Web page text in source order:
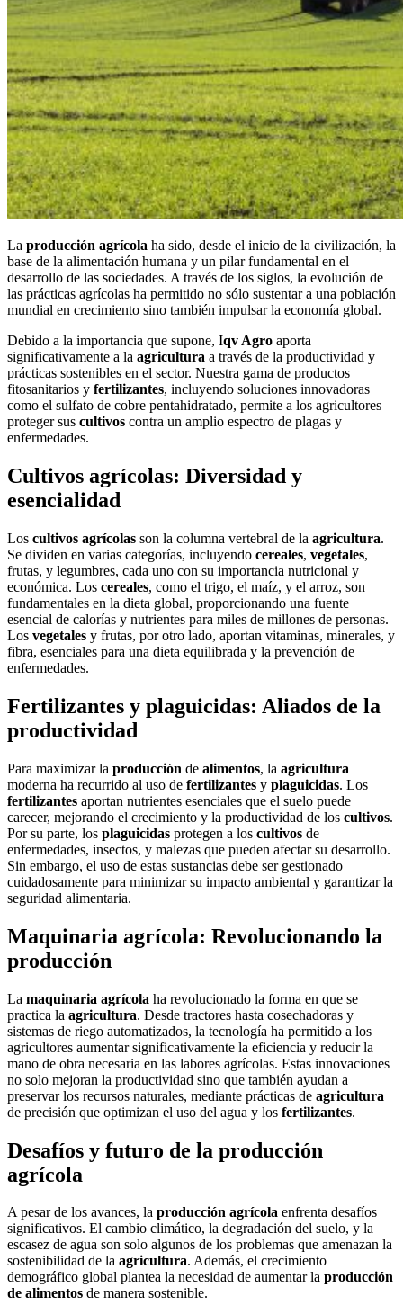
La producción agrícola ha sido, desde el inicio de la civilización, la
base de la alimentación humana y un pilar fundamental en el
desarrollo de las sociedades. A través de los siglos, la evolución de
las prácticas agrícolas ha permitido no sólo sustentar a una población
mundial en crecimiento sino también impulsar la economía global.
Debido a la importancia que supone, Iqv Agro aporta
significativamente a la agricultura a través de la productividad y
prácticas sostenibles en el sector. Nuestra gama de productos
fitosanitarios y fertilizantes, incluyendo soluciones innovadoras
como el sulfato de cobre pentahidratado, permite a los agricultores
proteger sus cultivos contra un amplio espectro de plagas y
enfermedades.
Cultivos agrícolas: Diversidad y
esencialidad
Los cultivos agrícolas son la columna vertebral de la agricultura.
Se dividen en varias categorías, incluyendo cereales, vegetales,
frutas, y legumbres, cada uno con su importancia nutricional y
económica. Los cereales, como el trigo, el maíz, y el arroz, son
fundamentales en la dieta global, proporcionando una fuente
esencial de calorías y nutrientes para miles de millones de personas.
Los vegetales y frutas, por otro lado, aportan vitaminas, minerales, y
fibra, esenciales para una dieta equilibrada y la prevención de
enfermedades.
Fertilizantes y plaguicidas: Aliados de la
productividad
Para maximizar la producción de alimentos, la agricultura
moderna ha recurrido al uso de fertilizantes y plaguicidas. Los
fertilizantes aportan nutrientes esenciales que el suelo puede
carecer, mejorando el crecimiento y la productividad de los cultivos.
Por su parte, los plaguicidas protegen a los cultivos de
enfermedades, insectos, y malezas que pueden afectar su desarrollo.
Sin embargo, el uso de estas sustancias debe ser gestionado
cuidadosamente para minimizar su impacto ambiental y garantizar la
seguridad alimentaria.
Maquinaria agrícola: Revolucionando la
producción
La maquinaria agrícola ha revolucionado la forma en que se
practica la agricultura. Desde tractores hasta cosechadoras y
sistemas de riego automatizados, la tecnología ha permitido a los
agricultores aumentar significativamente la eficiencia y reducir la
mano de obra necesaria en las labores agrícolas. Estas innovaciones
no solo mejoran la productividad sino que también ayudan a
preservar los recursos naturales, mediante prácticas de agricultura
de precisión que optimizan el uso del agua y los fertilizantes.
Desafíos y futuro de la producción
agrícola
A pesar de los avances, la producción agrícola enfrenta desafíos
significativos. El cambio climático, la degradación del suelo, y la
escasez de agua son solo algunos de los problemas que amenazan la
sostenibilidad de la agricultura. Además, el crecimiento
demográfico global plantea la necesidad de aumentar la producción
de alimentos de manera sostenible.